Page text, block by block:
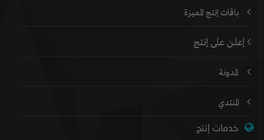
باقات إنتج المميزة
إعلن على إنتج
المدونة
المنتدي
خدمات إنتج